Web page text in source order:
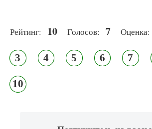
Рейтинг: 10 Голосов: 7 Оценка:
3 4 5 6 7
10